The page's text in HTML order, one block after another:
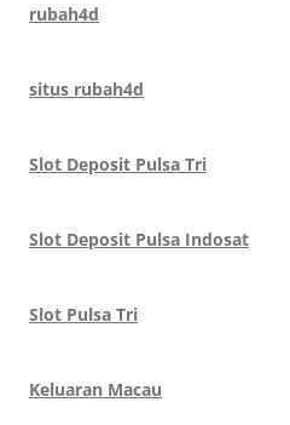
rubah4d
situs rubah4d
Slot Deposit Pulsa Tri
Slot Deposit Pulsa Indosat
Slot Pulsa Tri
Keluaran Macau